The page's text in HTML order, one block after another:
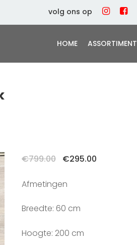
volg ons op
HOME ASSORTIMENT
€799.00
Oorspronkelijke
was:
€295.00
Afmetingen
Breedte: 60 cm
Hoogte: 200 cm